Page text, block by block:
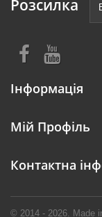
Розсилка
Інформація
© 2014 - 2026. Made
Мій Профіль
Контактна